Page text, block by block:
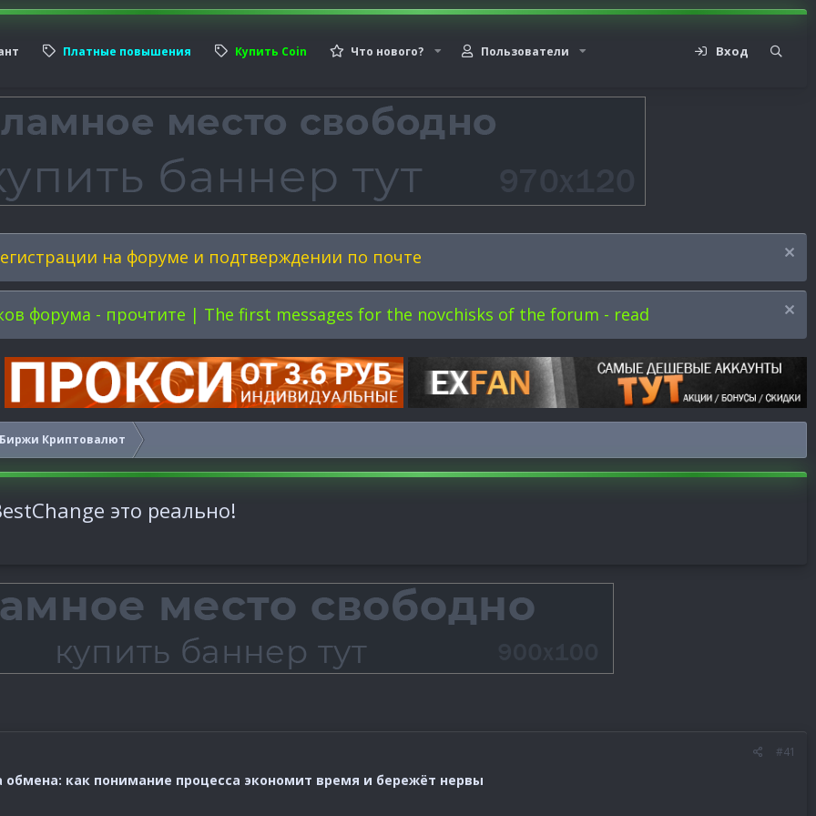
Платные повышения Купить Coin Что нового? Пользователи Вход
на форуме и подтверждении по почте
форума - прочтите | The first messages for the novchisks of the forum - read
Биржи Криптовалют
это реально!
#41
как понимание процесса экономит время и бережёт нервы